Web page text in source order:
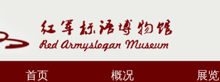
首页 概况 展览